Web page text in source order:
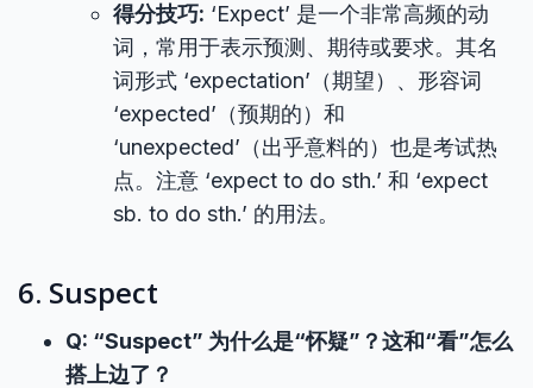
得分技巧: ‘Expect’ 是一个非常高频的动
词，常用于表示预测、期待或要求。其名
词形式 ‘expectation’（期望）、形容词
‘expected’（预期的）和
‘unexpected’（出乎意料的）也是考试热
点。注意 ‘expect to do sth.’ 和 ‘expect
sb. to do sth.’ 的用法。
6. Suspect
Q: “Suspect” 为什么是“怀疑”？这和“看”怎么
搭上边了？